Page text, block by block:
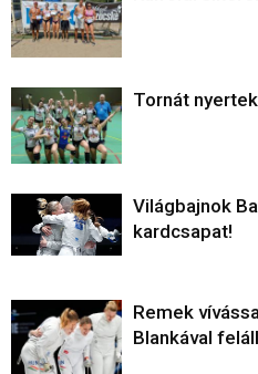
Tornát
Világbajnok
kardcsapat!
Remek
Blankával